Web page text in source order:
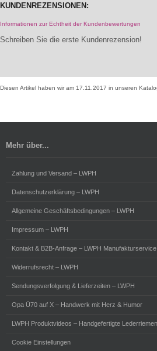
KUNDENREZENSIONEN:
Informationen zur Echtheit der Kundenbewertungen
Schreiben Sie die erste Kundenrezension!
Diesen Artikel haben wir am 17.11.2017 in unseren
Mehr über...
Zahlung und Versand – LWPH
Datenschutzerklärung – LWPH
Allgemeine Geschäftsbedingungen – LWPH
Impressum – LWPH
Kontakt & B2B-Anfrage – LWPH Manufakturservice
Widerrufsrecht – LWPH
Sendungsverfolgung & Lieferzeiten – LWPH
Opa Ü70 auf X – Handwerk mit Herz & Humor
LWPH Produktvideos – Handgefertigte
Cookie Einstellungen